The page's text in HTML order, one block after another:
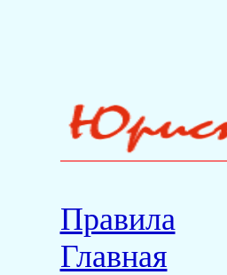
Правила
Главная